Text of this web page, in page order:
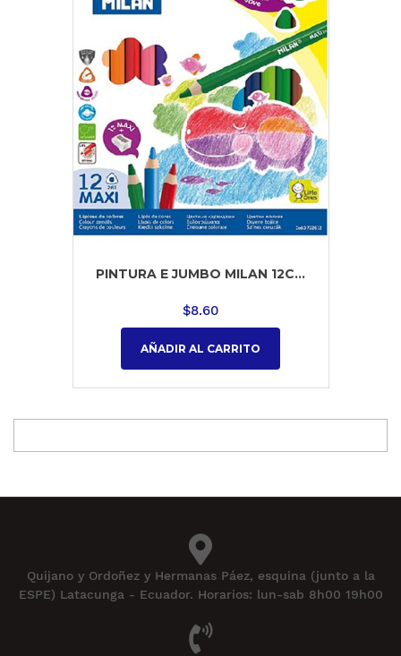
PINTURA E JUMBO MILAN 12C...
$8.60
AÑADIR AL CARRITO
Quijano y Ordoñez y Hermanas Páez, esquina (junto a la
ESPE) Latacunga - Ecuador. Horarios: lun-sab 8h00 19h00